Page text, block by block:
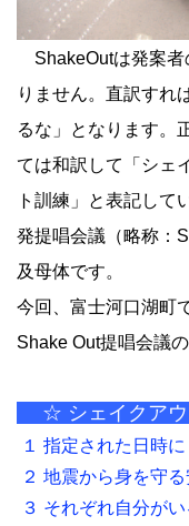
ShakeOutは発案者
りません。直訳すれ
るな」となります。
ては和訳して「シェ
ト訓練」と表記して
発提唱会議（略称：
及母体です。
今回、富士河口湖町
Shake Out提唱会議
☆ シェイクア
１ 指定された日時に
２ 地震から身を守
３ それぞれ自分が